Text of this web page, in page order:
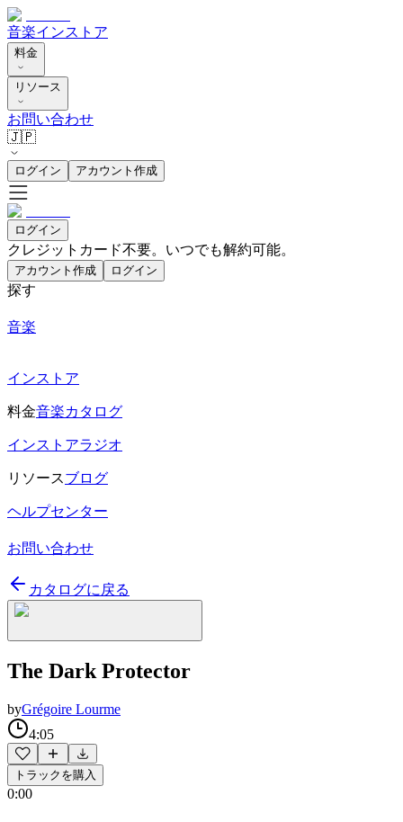
音楽インストア
料金
リソース
お問い合わせ
🇯🇵
ログイン アカウント作成
ログイン
クレジットカード不要。いつでも解約可能。
アカウント作成 ログイン
探す
音楽
インストア
料金音楽カタログ
インストアラジオ
リソースブログ
ヘルプセンター
お問い合わせ
カタログに戻る
The Dark Protector
byGrégoire Lourme
4:05
トラックを購入
0:00